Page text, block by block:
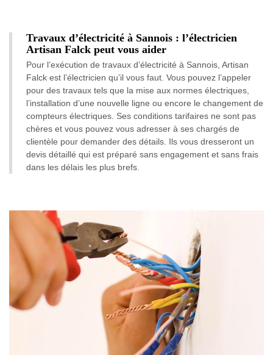
Travaux d’électricité à Sannois : l’électricien
Artisan Falck peut vous aider
Pour l’exécution de travaux d’électricité à Sannois, Artisan
Falck est l’électricien qu’il vous faut. Vous pouvez l’appeler
pour des travaux tels que la mise aux normes électriques,
l’installation d’une nouvelle ligne ou encore le changement de
compteurs électriques. Ses conditions tarifaires ne sont pas
chères et vous pouvez vous adresser à ses chargés de
clientèle pour demander des détails. Ils vous dresseront un
devis détaillé qui est préparé sans engagement et sans frais
dans les délais les plus brefs.